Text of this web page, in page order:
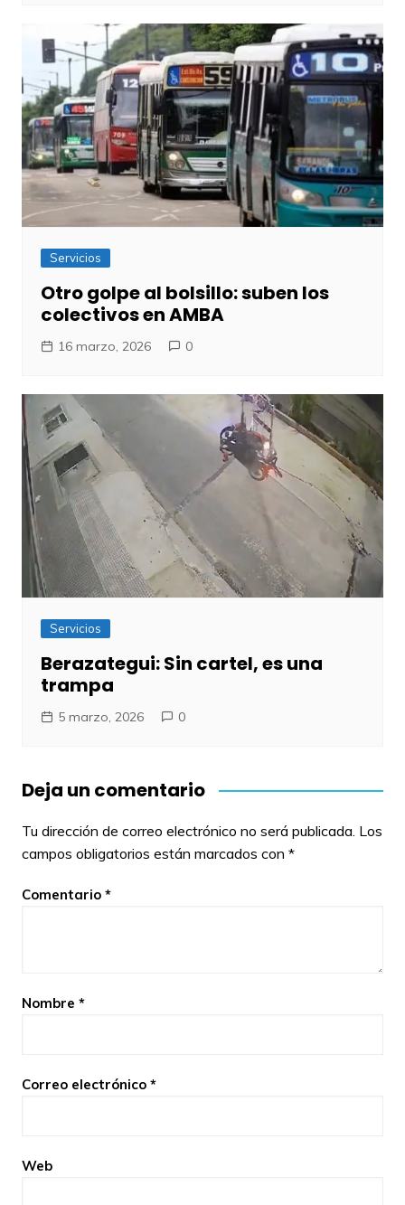
Servicios
Otro golpe al bolsillo: suben los
colectivos en AMBA
16 marzo, 2026 0
Servicios
Berazategui: Sin cartel, es una
trampa
5 marzo, 2026 0
Deja un comentario
Tu dirección de correo electrónico no será publicada. Los
campos obligatorios están marcados con *
Comentario *
Nombre *
Correo electrónico *
Web